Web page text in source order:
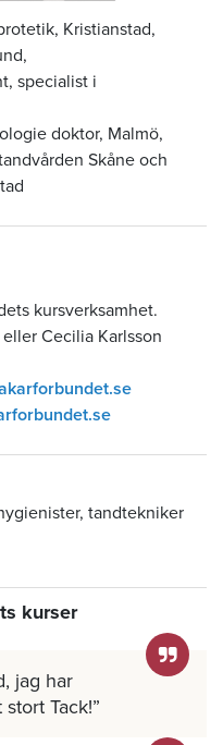
Kristianstad,
specialist i
doktor, Malmö,
Skåne och
kursverksamhet.
eller Cecilia Karlsson
tandtekniker
kurser
jag har
Tack!